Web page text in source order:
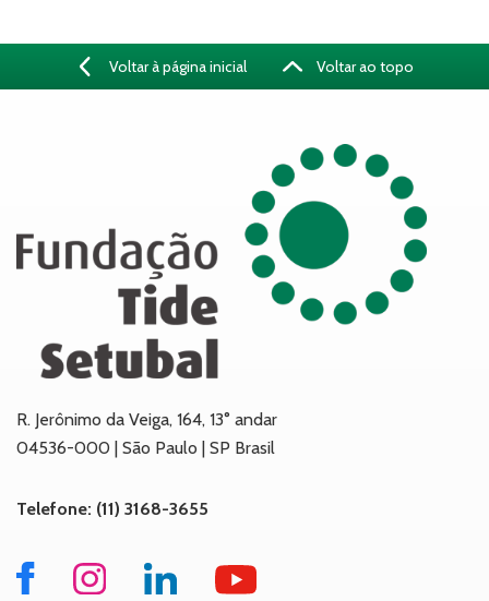
Voltar à página inicial Voltar ao topo
R. Jerônimo da Veiga, 164, 13° andar
04536-000 | São Paulo | SP Brasil
Telefone: (11) 3168-3655